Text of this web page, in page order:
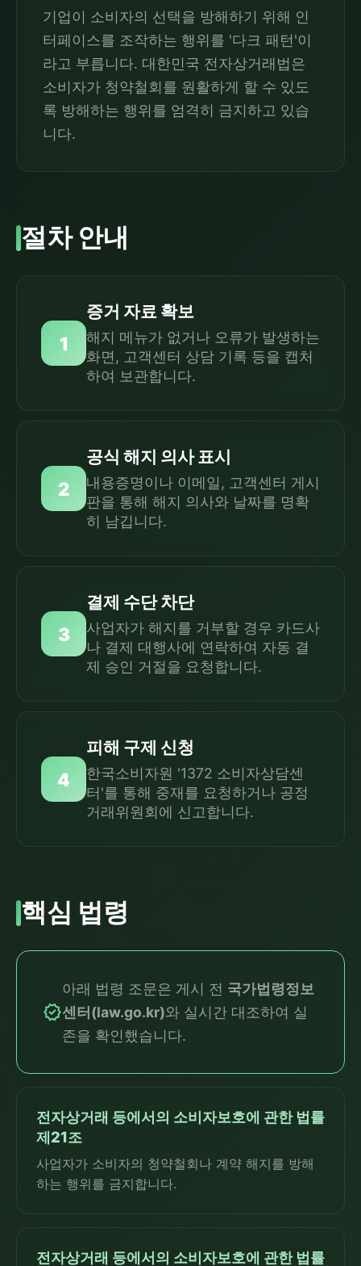
기업이 소비자의 선택을 방해하기 위해 인
터페이스를 조작하는 행위를 '다크 패턴'이
라고 부릅니다. 대한민국 전자상거래법은
소비자가 청약철회를 원활하게 할 수 있도
록 방해하는 행위를 엄격히 금지하고 있습
니다.
절차 안내
1
증거 자료 확보
해지 메뉴가 없거나 오류가 발생하는
화면, 고객센터 상담 기록 등을 캡처
하여 보관합니다.
2
공식 해지 의사 표시
내용증명이나 이메일, 고객센터 게시
판을 통해 해지 의사와 날짜를 명확
히 남깁니다.
3
결제 수단 차단
사업자가 해지를 거부할 경우 카드사
나 결제 대행사에 연락하여 자동 결
제 승인 거절을 요청합니다.
4
피해 구제 신청
한국소비자원 '1372 소비자상담센
터'를 통해 중재를 요청하거나 공정
거래위원회에 신고합니다.
핵심 법령
verified
아래 법령 조문은 게시 전 국가법령정보
센터(law.go.kr)와 실시간 대조하여 실
존을 확인했습니다.
전자상거래 등에서의 소비자보호에 관한 법률
제21조
사업자가 소비자의 청약철회나 계약 해지를 방해
하는 행위를 금지합니다.
전자상거래 등에서의 소비자보호에 관한 법률